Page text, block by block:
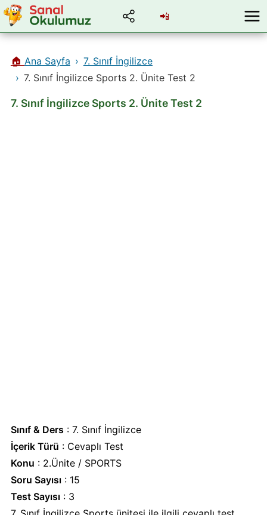
📲
🏠 Ana Sayfa
7. Sınıf İngilizce
7. Sınıf İngilizce Sports 2. Ünite Test 2
7. Sınıf İngilizce Sports 2. Ünite Test 2
Sınıf & Ders : 7. Sınıf İngilizce
İçerik Türü : Cevaplı Test
Konu : 2.Ünite / SPORTS
Soru Sayısı: 15
Test Sayısı: 3